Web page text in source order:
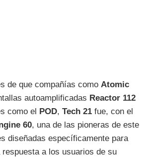
de que compañías como Atomic
autoamplificadas Reactor 112
como el POD, Tech 21 fue, con el
60, una de las pioneras de este
diseñadas específicamente para
a los usuarios de su